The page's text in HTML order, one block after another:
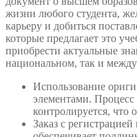
жизни любого студента,
карьеру и добиться
которые предлагает это
приобрести актуальные
национальном, так и
Использование
элементами. Процесс
контролируется, что
Заказ с